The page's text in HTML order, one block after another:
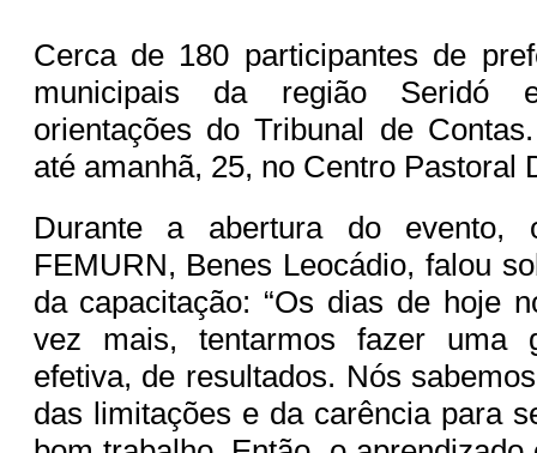
Cerca de 180 participantes de
municipais da região Seridó
orientações do Tribunal de
até amanhã, 25, no Centro Pastoral
Durante a abertura do evento,
FEMURN, Benes Leocádio, falou
da capacitação: “Os dias de hoje
vez mais, tentarmos fazer uma
efetiva, de resultados. Nós
das limitações e da carência para